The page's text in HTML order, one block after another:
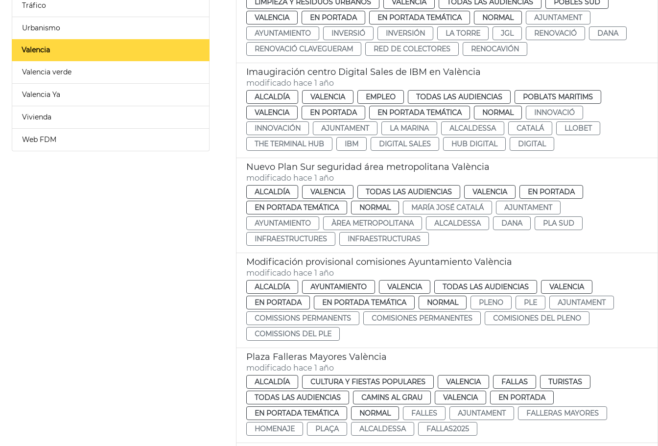
Tráfico
Urbanismo
Valencia
Valencia verde
Valencia Ya
Vivienda
Web FDM
LIMPIEZA Y RESIDUOS URBANOS VALENCIA TODAS LAS AUDIENCIAS
POBLES SUD
VALENCIA
EN PORTADA EN PORTADA TEMÁTICA NORMAL
AJUNTAMENT
AYUNTAMIENTO
INVERSIÓ INVERSIÓN LA TORRE JGL RENOVACIÓ
DANA
RENOVACIÓ CLAVEGUERAM
RED DE COLECTORES RENOCAVIÓN
Imaugiración centro Digital Sales de IBM en València
modificado hace 1 año
ALCALDÍA VALENCIA EMPLEO TODAS LAS AUDIENCIAS
POBLATS MARITIMS
VALENCIA
EN PORTADA EN PORTADA TEMÁTICA NORMAL
INNOVACIÓ
INNOVACIÓN
AJUNTAMENT LA MARINA ALCALDESSA CATALÁ
LLOBET
THE TERMINAL HUB
IBM DIGITAL SALES HUB DIGITAL DIGITAL
Nuevo Plan Sur seguridad área metropolitana València
modificado hace 1 año
ALCALDÍA VALENCIA TODAS LAS AUDIENCIAS VALENCIA
EN PORTADA
EN PORTADA TEMÁTICA
NORMAL MARÍA JOSÉ CATALÁ
AJUNTAMENT
AYUNTAMIENTO
ÀREA METROPOLITANA ALCALDESSA DANA
PLA SUD
INFRAESTRUCTURES
INFRAESTRUCTURAS
Modificación provisional comisiones Ayuntamiento València
modificado hace 1 año
ALCALDÍA AYUNTAMIENTO VALENCIA TODAS LAS AUDIENCIAS
VALENCIA
EN PORTADA
EN PORTADA TEMÁTICA NORMAL PLENO PLE
AJUNTAMENT
COMISSIONS PERMANENTS
COMISIONES PERMANENTES
COMISIONES DEL PLENO
COMISSIONS DEL PLE
Plaza Falleras Mayores València
modificado hace 1 año
ALCALDÍA CULTURA Y FIESTAS POPULARES VALENCIA FALLAS
TURISTAS
TODAS LAS AUDIENCIAS
CAMINS AL GRAU VALENCIA
EN PORTADA
EN PORTADA TEMÁTICA
NORMAL FALLES AJUNTAMENT
FALLERAS MAYORES
HOMENAJE
PLAÇA ALCALDESSA FALLAS2025